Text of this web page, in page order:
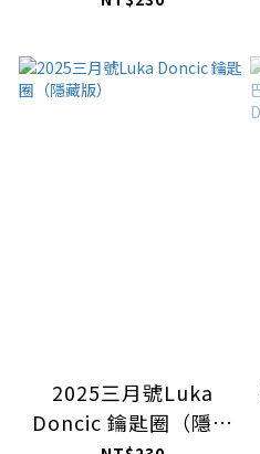
2025三月號Luka
Doncic 鑰匙圈（隱藏